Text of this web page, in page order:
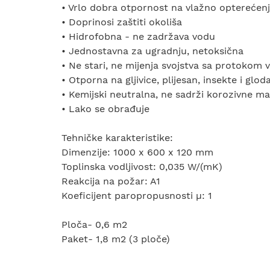
• Vrlo dobra otpornost na vlažno
• Doprinosi zaštiti okoliša
• Hidrofobna - ne zadržava vodu
• Jednostavna za ugradnju, netoksična
• Ne stari, ne mijenja svojstva sa protokom
• Otporna na gljivice, plijesan, insekte i
• Kemijski neutralna, ne sadrži korozivne
• Lako se obrađuje
Tehničke karakteristike:
Dimenzije: 1000 x 600 x 120 mm
Toplinska vodljivost: 0,035 W/(mK)
Reakcija na požar: A1
Koeficijent paropropusnosti µ: 1
Ploča- 0,6 m2
Paket- 1,8 m2 (3 ploče)